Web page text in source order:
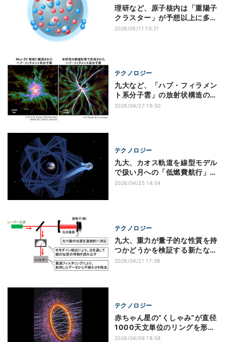
理研など、原子核内は「重陽子
クラスター」が予想以上に多い
ことを発見
2026/05/11 10:21
テクノロジー
九大など、「ハブ・フィラメン
ト系分子雲」の放射状構造の起
源を解明
2026/04/27 19:50
テクノロジー
九大、カオス軌道を線型モデル
で扱い月への「低燃費航行」の
高速予測に成功
2026/04/25 14:04
テクノロジー
九大、重力が量子的な性質を持
つかどうかを検証する新たな実
験系を提案
2026/04/21 17:08
テクノロジー
赤ちゃん星の“くしゃみ”が直径
1000天文単位のリングを形成
していた？
2026/04/06 18:58